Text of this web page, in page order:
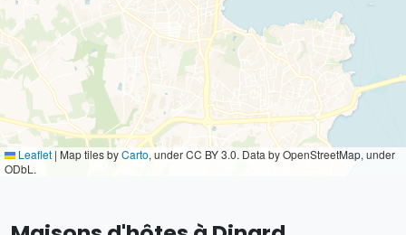
Leaflet | Map tiles byCarto, under CC BY 3.0. Data by OpenStreetMap, under
ODbL.